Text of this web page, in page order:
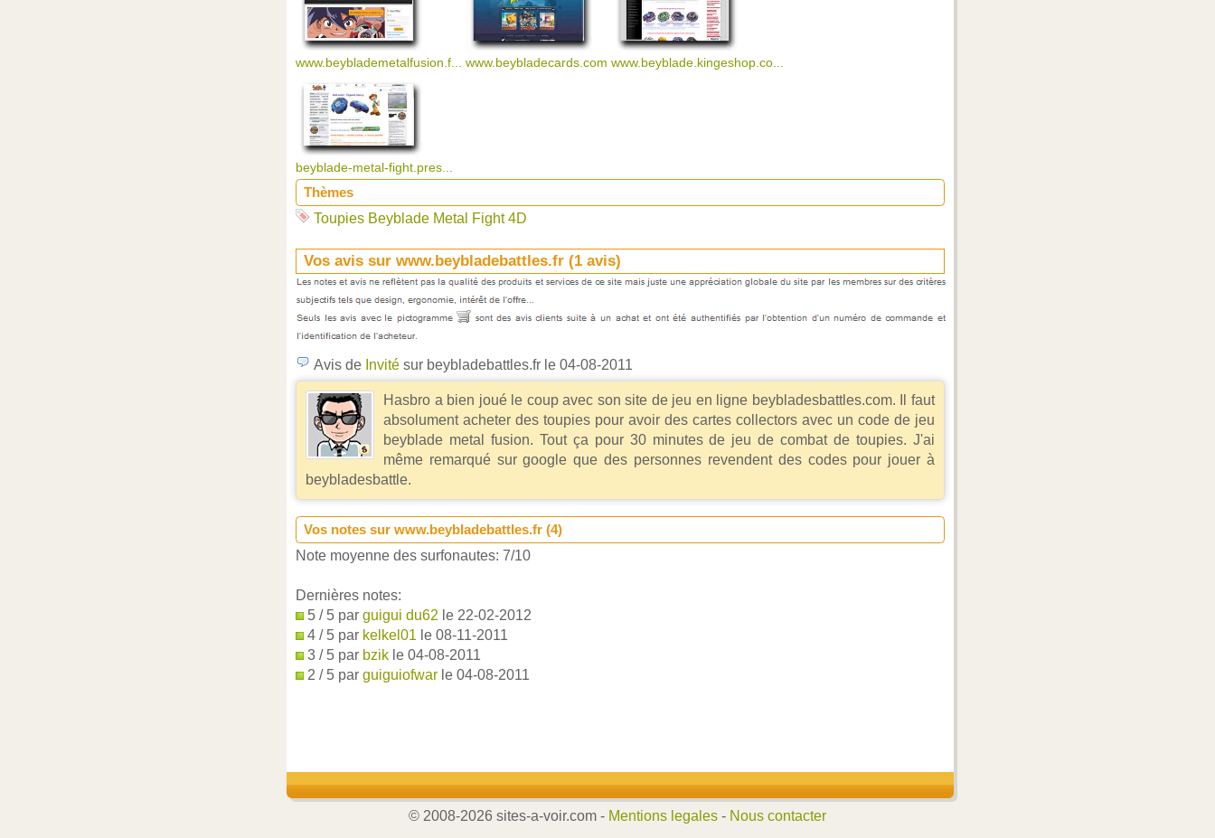
www.beyblademetalfusion.f... www.beybladecards.com www.beyblade.kingeshop.co...
beyblade-metal-fight.pres...
Thèmes
Toupies Beyblade Metal Fight 4D
Vos avis sur www.beybladebattles.fr (1 avis)
Avis de Invité sur beybladebattles.fr le 04-08-2011
Hasbro a bien joué le coup avec son site de jeu en ligne beybladesbattles.com. Il faut
absolument acheter des toupies pour avoir des cartes collectors avec un code de jeu
beyblade metal fusion. Tout ça pour 30 minutes de jeu de combat de toupies. J'ai
même remarqué sur google que des personnes revendent des codes pour jouer à
beybladesbattle.
Vos notes sur www.beybladebattles.fr (4)
Note moyenne des surfonautes: 7/10
Dernières notes:
5 / 5 par guigui du62 le 22-02-2012
4 / 5 par kelkel01 le 08-11-2011
3 / 5 par bzik le 04-08-2011
2 / 5 par guiguiofwar le 04-08-2011
© 2008-2026 sites-a-voir.com - Mentions legales - Nous contacter